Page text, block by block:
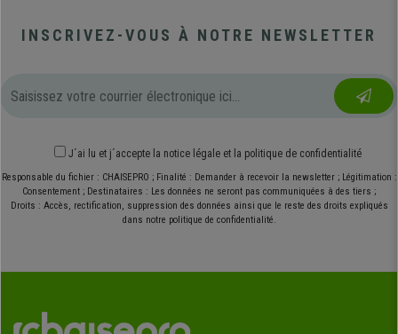
INSCRIVEZ-VOUS À NOTRE NEWSLETTER
J´ai lu et j´accepte la notice légale et la politique de confidentialité
Responsable du fichier : CHAISEPRO ; Finalité : Demander à recevoir la newsletter ; Légitimation :
Consentement ; Destinataires : Les données ne seront pas communiquées à des tiers ;
Droits : Accès, rectification, suppression des données ainsi que le reste des droits expliqués
dans notre politique de confidentialité.